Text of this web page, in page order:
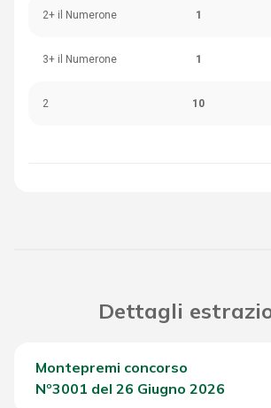
2+ il Numerone 1
3+ il Numerone 1
2 10
Dettagli
Montepremi concorso
Nº3001 del 26 Giugno 2026